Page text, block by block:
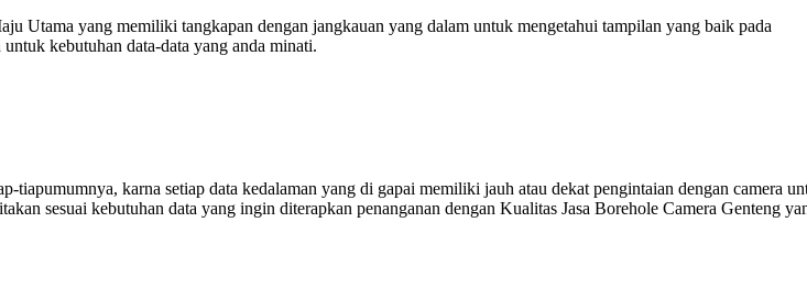
Utama yang memiliki tangkapan dengan jangkauan yang dalam untuk mengetahui tampilan yang baik pada
kebutuhan data-data yang anda minati.
tiapumumnya, karna setiap data kedalaman yang di gapai memiliki jauh atau dekat pengintaian dengan camera
sesuai kebutuhan data yang ingin diterapkan penanganan dengan Kualitas Jasa Borehole Camera Genteng